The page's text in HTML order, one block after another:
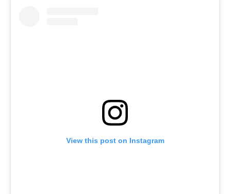
View this post on Instagram